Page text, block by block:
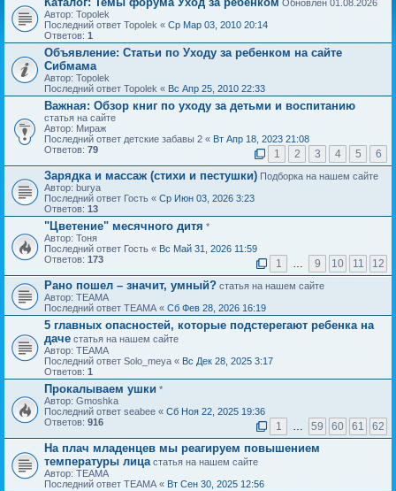
Обновлен 01.08.2026
Автор: Topolek
Последний ответ Topolek « Ср Мар 03, 2010 20:14
Ответов: 1
Объявление: Статьи по Уходу за ребенком на сайте
Сибмама
Автор: Topolek
Последний ответ Topolek « Вс Апр 25, 2010 22:33
Важная: Обзор книг по уходу за детьми и воспитанию
статья на сайте
Автор: Мираж
Последний ответ детские забавы 2 « Вт Апр 18, 2023 21:08
Ответов: 79 1 2 3 4 5 6
Зарядка и массаж (стихи и пестушки) Подборка на нашем сайте
Автор: burya
Последний ответ Гость « Ср Июн 03, 2026 3:23
Ответов: 13
"Цветение" месячного дитя *
Автор: Тоня
Последний ответ Гость « Вс Май 31, 2026 11:59
Ответов: 173 1 … 9 10 11 12
Рано пошел – значит, умный? статья на нашем сайте
Автор: ТЕАМА
Последний ответ ТЕАМА « Сб Фев 28, 2026 16:19
5 главных опасностей, которые подстерегают ребенка на
даче статья на нашем сайте
Автор: ТЕАМА
Последний ответ Solo_meya « Вс Дек 28, 2025 3:17
Ответов: 1
Прокалываем ушки *
Автор: Gmoshka
Последний ответ seabee « Сб Ноя 22, 2025 19:36
Ответов: 916 1 … 59 60 61 62
На плач младенцев мы реагируем повышением
температуры лица статья на нашем сайте
Автор: ТЕАМА
Последний ответ ТЕАМА « Вт Сен 30, 2025 12:56